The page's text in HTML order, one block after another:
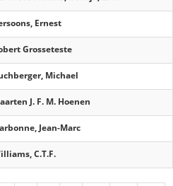
Ernest
Grosseteste
Michael
J. F. M. Hoenen
Jean-Marc
C.T.F.